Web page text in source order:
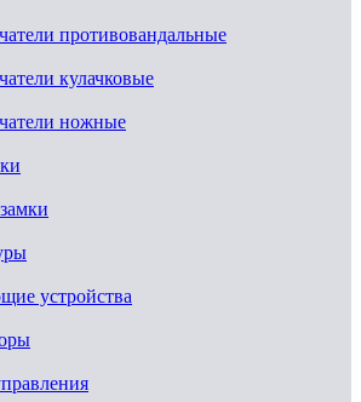
противовандальные
кулачковые
ножные
устройства